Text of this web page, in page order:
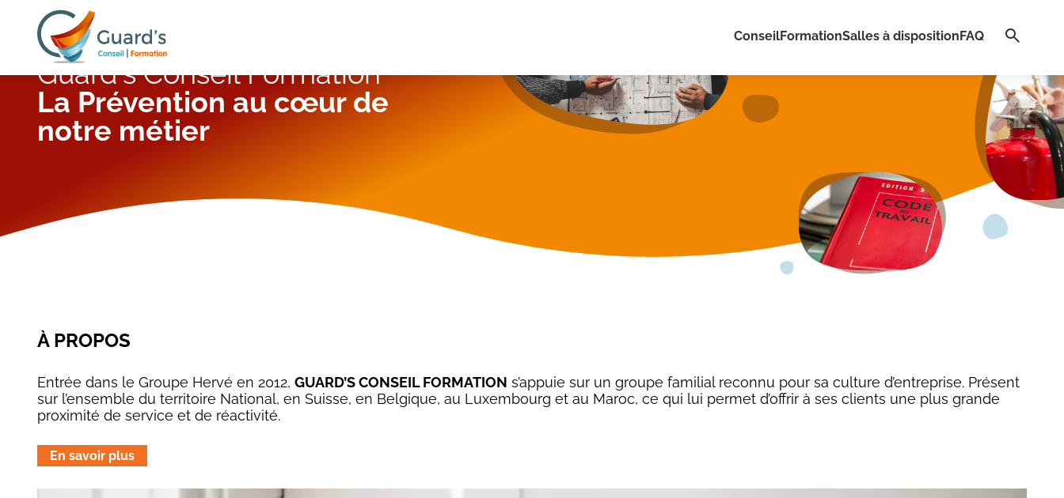
Guard's
Conseil
Formation
ConseilFormationSalles à disposition FAQ
Guard's Conseil Formation
La Prévention au cœur de
notre métier
À PROPOS
Entrée dans le Groupe Hervé en 2012,GUARD’S CONSEIL FORMATION s’appuie sur un groupe familial reconnu pour sa culture d’entreprise. Présent
sur l’ensemble du territoire National, en Suisse, en Belgique, au Luxembourg et au Maroc, ce qui lui permet d’offrir à ses clients une plus grande
proximité de service et de réactivité.
En savoir plus
Panneau de gestion des cookies